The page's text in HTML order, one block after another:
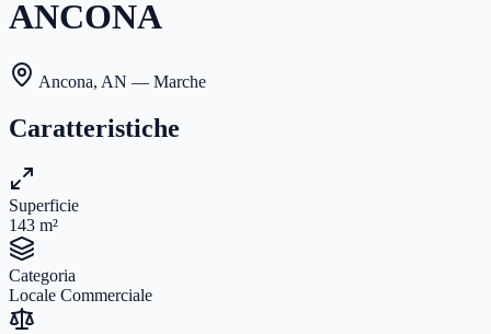
ANCONA
Ancona, AN — Marche
Caratteristiche
Superficie
143 m²
Categoria
Locale Commerciale